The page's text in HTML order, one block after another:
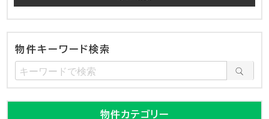
物件キーワード検索
物件カテゴリー